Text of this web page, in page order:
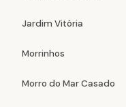
Jardim Vitória
Morrinhos
Morro do Mar Casado